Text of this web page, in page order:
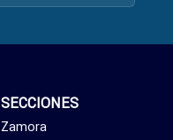
SECCIONES
Zamora